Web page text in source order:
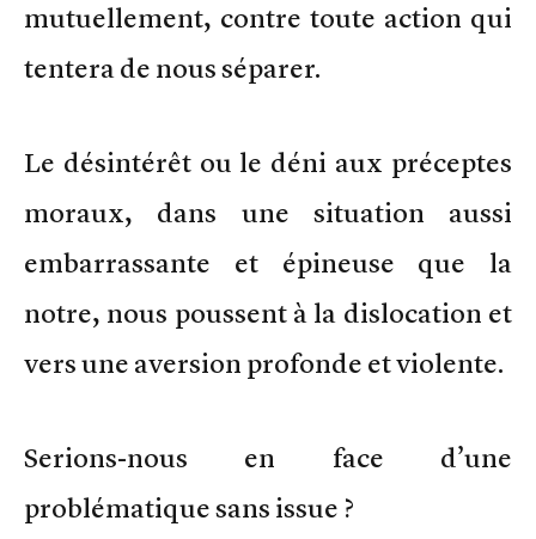
mutuellement, contre toute action qui
tentera de nous séparer.
Le désintérêt ou le déni aux préceptes
moraux, dans une situation aussi
embarrassante et épineuse que la
notre, nous poussent à la dislocation et
vers une aversion profonde et violente.
Serions-nous en face d’une
problématique sans issue ?